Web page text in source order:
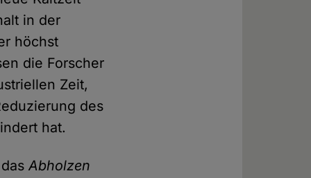
in der
höchst
die Forscher
Zeit,
des
hat.
dasAbholzen